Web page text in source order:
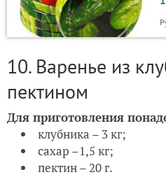
10. Варенье из
пектином
Для приготовления
клубника – 3 кг;
сахар –1,5 кг;
пектин – 20 г.